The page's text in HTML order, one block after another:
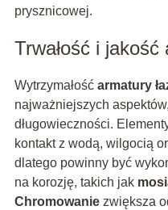
prysznicowej.
Trwałość i jakość
Wytrzymałość armatury
najważniejszych
długowieczności.
kontakt z wodą, wilgocią
dlatego powinny być
na korozję, takich jak
Chromowaniezwiększa